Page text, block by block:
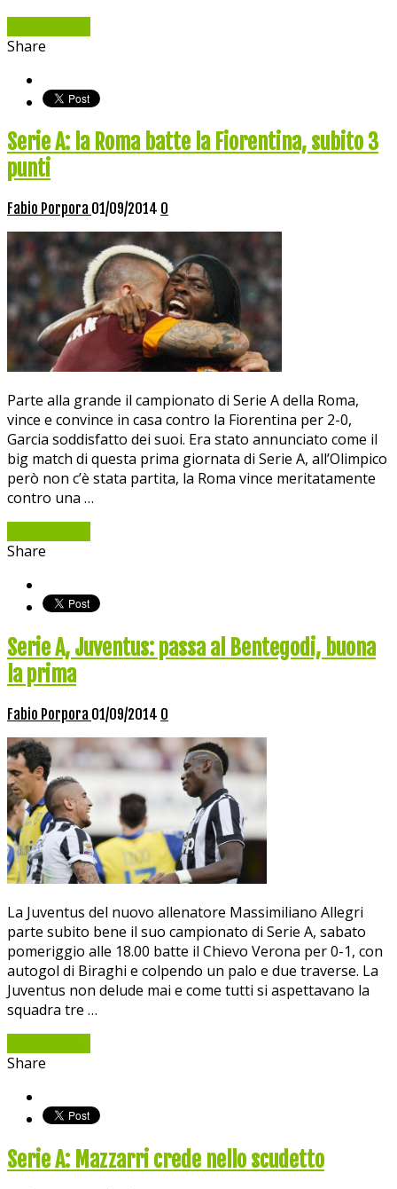
Share
Serie A: la Roma batte la Fiorentina, subito 3
punti
Fabio Porpora 01/09/2014 0
Parte alla grande il campionato di Serie A della Roma,
vince e convince in casa contro la Fiorentina per 2-0,
Garcia soddisfatto dei suoi. Era stato annunciato come il
big match di questa prima giornata di Serie A, all’Olimpico
però non c’è stata partita, la Roma vince meritatamente
contro una …
Share
Serie A, Juventus: passa al Bentegodi, buona
la prima
Fabio Porpora 01/09/2014 0
La Juventus del nuovo allenatore Massimiliano Allegri
parte subito bene il suo campionato di Serie A, sabato
pomeriggio alle 18.00 batte il Chievo Verona per 0-1, con
autogol di Biraghi e colpendo un palo e due traverse. La
Juventus non delude mai e come tutti si aspettavano la
squadra tre …
Share
Serie A: Mazzarri crede nello scudetto